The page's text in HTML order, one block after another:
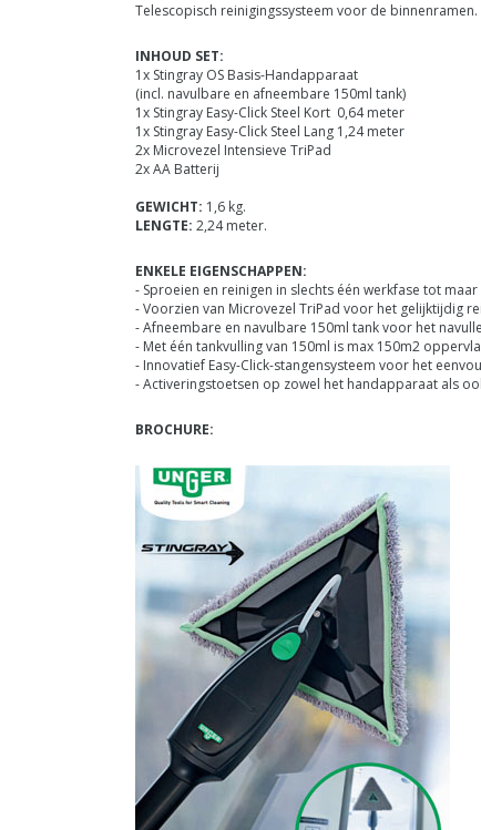
Telescopisch reinigingssysteem voor de binnenramen.
INHOUD SET:
1x Stingray OS Basis-Handapparaat
(incl. navulbare en afneembare 150ml tank)
1x Stingray Easy-Click Steel Kort 0,64 meter
1x Stingray Easy-Click Steel Lang 1,24 meter
2x Microvezel Intensieve TriPad
2x AA Batterij
GEWICHT: 1,6 kg.
LENGTE: 2,24 meter.
ENKELE EIGENSCHAPPEN:
- Sproeien en reinigen in slechts één werkfase tot
- Voorzien van Microvezel TriPad voor het gelijktijdig
- Afneembare en navulbare 150ml tank voor het
- Met één tankvulling van 150ml is max 150m2
- Innovatief Easy-Click-stangensysteem voor het
- Activeringstoetsen op zowel het handapparaat als
BROCHURE: